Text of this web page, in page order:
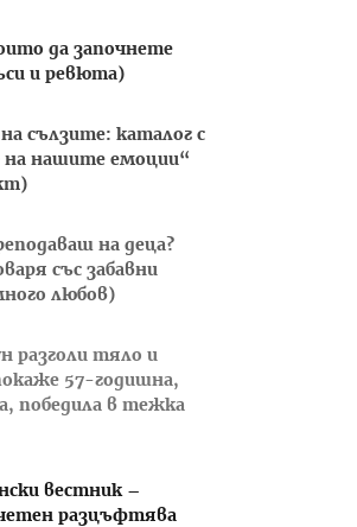
да започнете
и ревюта)
сълзите: каталог с
на нашите емоции“
на деца?
със забавни
любов)
разголи тяло и
57-годишна,
победила в тежка
вестник –
разцъфтява